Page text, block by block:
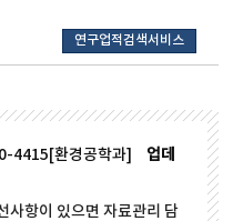
연구업적검색서비스
4415[환경공학과]
업데
사항이 있으면 자료관리 담